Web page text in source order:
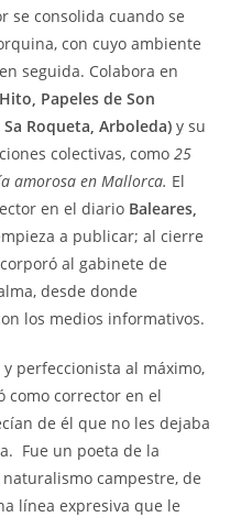
se consolida cuando se
con cuyo ambiente
seguida. Colabora en
Papeles de Son
Roqueta, Arboleda) y su
colectivas, como25
amorosa en Mallorca. El
en el diario Baleares,
a publicar; al cierre
al gabinete de
desde donde
los medios informativos.
perfeccionista al máximo,
como corrector en el
de él que no les dejaba
Fue un poeta de la
campestre, de
línea expresiva que le